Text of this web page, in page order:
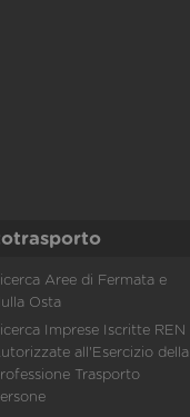
Aree di Fermata e
Osta
Imprese Iscritte REN
all'Esercizio della
Trasporto